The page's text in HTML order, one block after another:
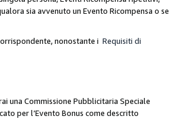
sia avvenuto un Evento Ricompensa o se
nonostante i Requisiti di
una Commissione Pubblicitaria Speciale
per l’Evento Bonus come descritto